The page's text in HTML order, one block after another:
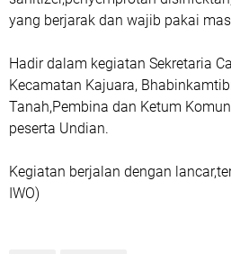
yang berjarak dan wajib pakai
Hadir dalam kegiatan Sekretaria
Kecamatan Kajuara,
Tanah,Pembina dan Ketum
peserta Undian.
Kegiatan berjalan dengan
IWO)